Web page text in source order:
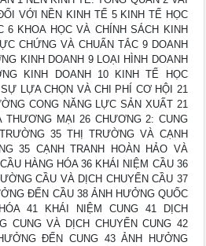
VỚI NỀN KINH TẾ 5 KINH TẾ HỌC
6 KHOA HỌC VÀ CHÍNH SÁCH KINH
CHỨNG VÀ CHUẨN TẮC 9 DOANH
KINH DOANH 9 LOẠI HÌNH DOANH
KINH DOANH 10 KINH TẾ HỌC
LỰA CHỌN VÀ CHI PHÍ CƠ HỘI 21
CONG NĂNG LỰC SẢN XUẤT 21
THƯƠNG MẠI 26 CHƯƠNG 2: CUNG
35 THỊ TRƯỜNG VÀ CẠNH
35 CẠNH TRANH HOÀN HẢO VÀ
HÀNG HÓA 36 KHÁI NIỆM CẦU 36
CẦU VÀ DỊCH CHUYỂN CẦU 37
ĐẾN CẦU 38 ẢNH HƯỞNG QUỐC
41 KHÁI NIỆM CUNG 41 DỊCH
CUNG VÀ DỊCH CHUYỂN CUNG 42
ĐẾN CUNG 43 ẢNH HƯỞNG